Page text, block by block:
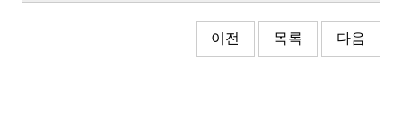
이전 목록 다음